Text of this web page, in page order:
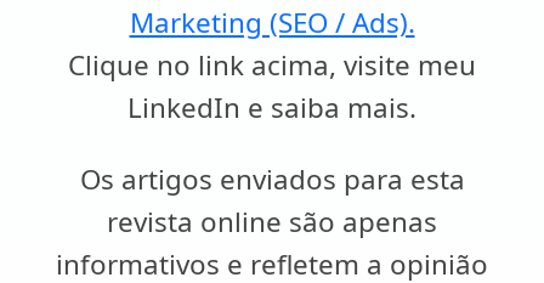
Marketing (SEO / Ads).
Clique no link acima, visite meu
LinkedIn e saiba mais.
Os artigos enviados para esta
revista online são apenas
informativos e refletem a opinião